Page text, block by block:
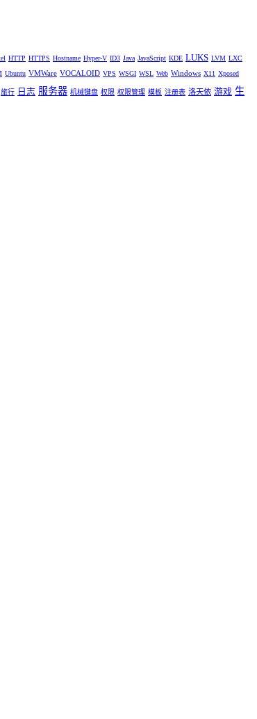
HTTP HTTPS Hostname Hyper-V ID3 Java JavaScript KDE LUKS LVM LXC
Ubuntu VMWare VOCALOID VPS WSGI WSL Web Windows X11 Xposed
旅行 日志 服务器 机械键盘 权限 权限管理 模板 注册表 洛天依 游戏 生